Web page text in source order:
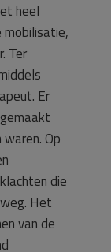
heel
mobilisatie,
Ter
Er
Op
die
Het
van de